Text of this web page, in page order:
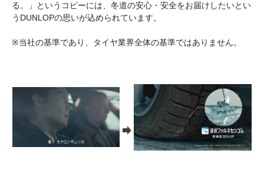
る。」というコピーには、冬道の安心・安全をお届けしたいとい
うDUNLOPの思いが込められています。
※当社の基準であり、タイヤ業界全体の基準ではありません。